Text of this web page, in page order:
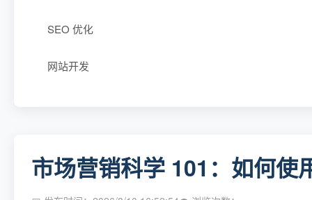
SEO 优化
网站开发
市场营销科学 101：如何使